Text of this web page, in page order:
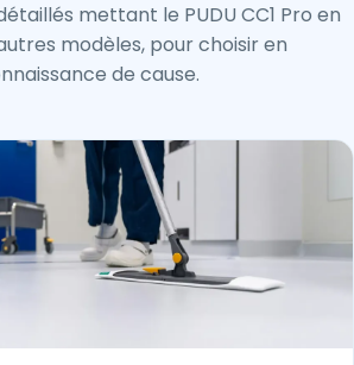
mettant le PUDU CC1 Pro en
modèles, pour choisir en
de cause.